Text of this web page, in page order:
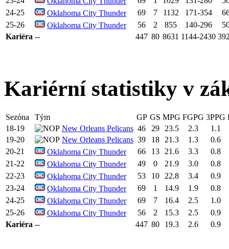
24-25
Oklahoma City Thunder 69 7 1132 171-354
25-26
Oklahoma City Thunder 56 2 855 140-296
Kariéra -- 447 80 8631 1144-2430
Kariérní statistiky v
Sezóna Tým GP GS MPG FGPG 3PPG
18-19
New Orleans Pelicans 46 29 23.5 2.3
1.1
19-20
New Orleans Pelicans 39 18 21.3 1.3
0.6
20-21
Oklahoma City Thunder 66 13 21.6 3.3
0.8
21-22
Oklahoma City Thunder 49 0 21.9 3.0
0.8
22-23
Oklahoma City Thunder 53 10 22.8 3.4
0.9
23-24
Oklahoma City Thunder 69 1 14.9 1.9
0.8
24-25
Oklahoma City Thunder 69 7 16.4 2.5
1.0
25-26
Oklahoma City Thunder 56 2 15.3 2.5
0.9
Kariéra -- 447 80 19.3 2.6 0.9